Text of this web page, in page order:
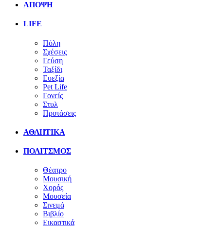
ΑΠΟΨΗ
LIFE
Πόλη
Σχέσεις
Γεύση
Ταξίδι
Ευεξία
Pet Life
Γονείς
Στυλ
Προτάσεις
ΑΘΛΗΤΙΚΑ
ΠΟΛΙΤΣΜΟΣ
Θέατρο
Μουσική
Χορός
Μουσεία
Σινεμά
Βιβλίο
Εικαστικά